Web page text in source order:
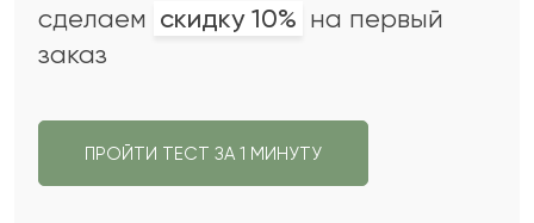
сделаем скидку 10% на первый
заказ
ПРОЙТИ ТЕСТ ЗА 1 МИНУТУ